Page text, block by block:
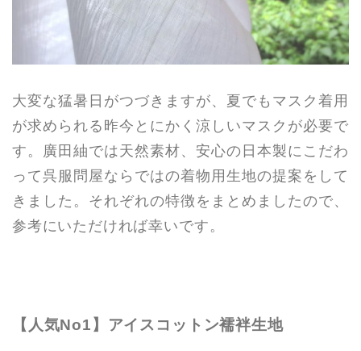
大変な猛暑日がつづきますが、夏でもマスク着用
が求められる昨今とにかく涼しいマスクが必要で
す。廣田紬では天然素材、安心の日本製にこだわ
って呉服問屋ならではの着物用生地の提案をして
きました。それぞれの特徴をまとめましたので、
参考にいただければ幸いです。
【人気No1】アイスコットン襦袢生地